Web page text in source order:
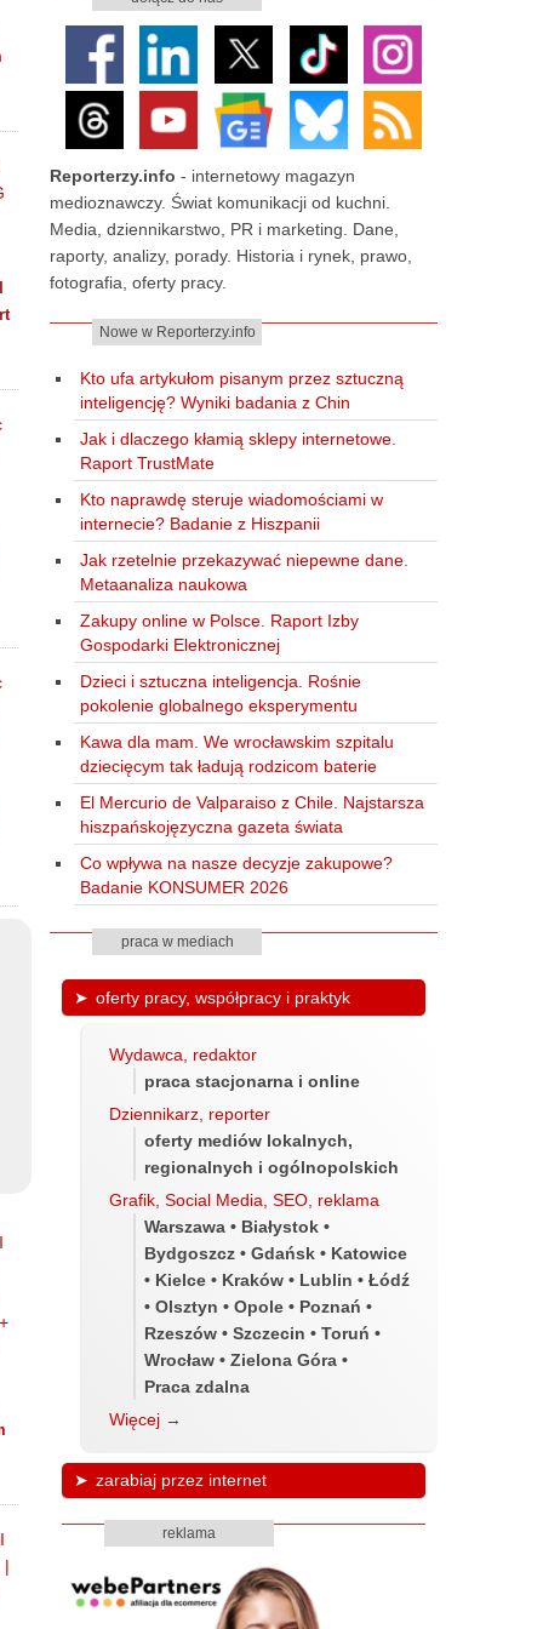
Reporterzy.info - internetowy magazyn
medioznawczy. Świat komunikacji od kuchni.
Media, dziennikarstwo, PR i marketing. Dane,
raporty, analizy, porady. Historia i rynek, prawo,
fotografia, oferty pracy.
Nowe w Reporterzy.info
Kto ufa artykułom pisanym przez sztuczną
inteligencję? Wyniki badania z Chin
Jak i dlaczego kłamią sklepy internetowe.
Raport TrustMate
Kto naprawdę steruje wiadomościami w
internecie? Badanie z Hiszpanii
Jak rzetelnie przekazywać niepewne dane.
Metaanaliza naukowa
Zakupy online w Polsce. Raport Izby
Gospodarki Elektronicznej
Dzieci i sztuczna inteligencja. Rośnie
pokolenie globalnego eksperymentu
Kawa dla mam. We wrocławskim szpitalu
dziecięcym tak ładują rodzicom baterie
El Mercurio de Valparaiso z Chile. Najstarsza
hiszpańskojęzyczna gazeta świata
Co wpływa na nasze decyzje zakupowe?
Badanie KONSUMER 2026
praca w mediach
oferty pracy, współpracy i praktyk
Wydawca, redaktor
praca stacjonarna i online
Dziennikarz, reporter
oferty mediów lokalnych,
regionalnych i ogólnopolskich
Grafik, Social Media, SEO, reklama
Warszawa • Białystok •
Bydgoszcz • Gdańsk • Katowice
• Kielce • Kraków • Lublin • Łódź
• Olsztyn • Opole • Poznań •
Rzeszów • Szczecin • Toruń •
Wrocław • Zielona Góra •
Praca zdalna
Więcej →
zarabiaj przez internet
reklama